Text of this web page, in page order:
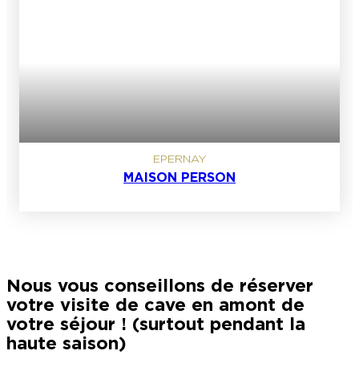
EPERNAY
MAISON PERSON
Nous vous conseillons de réserver
votre visite de cave en amont de
votre séjour ! (surtout pendant la
haute saison)